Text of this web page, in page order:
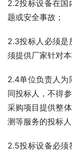
2.2投标设备在国
题或安全事故；
2.3投标人必须是
须提供厂家针对
2.4单位负责人为
同投标人，不得
采购项目提供整
测等服务的投标
2.5投标设备必须